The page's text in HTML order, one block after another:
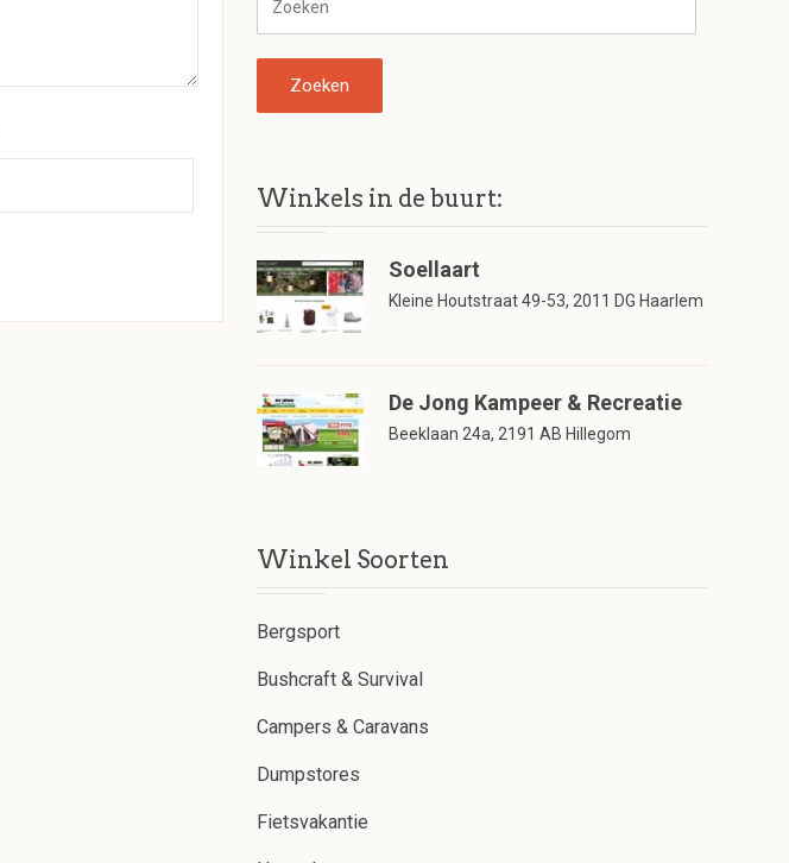
Winkels in de buurt:
Soellaart
Kleine Houtstraat 49-53, 2011 DG Haarlem
De Jong Kampeer & Recreatie
Beeklaan 24a, 2191 AB Hillegom
Winkel Soorten
Bergsport
Bushcraft & Survival
Campers & Caravans
Dumpstores
Fietsvakantie